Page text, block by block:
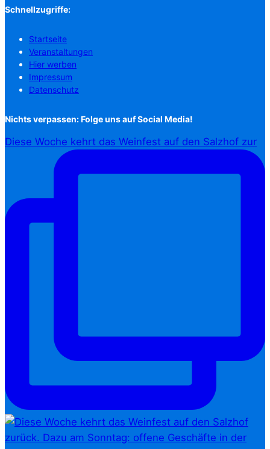
Schnellzugriffe:
Startseite
Veranstaltungen
Hier werben
Impressum
Datenschutz
Nichts verpassen: Folge uns auf Social Media!
Diese Woche kehrt das Weinfest auf den Salzhof zur